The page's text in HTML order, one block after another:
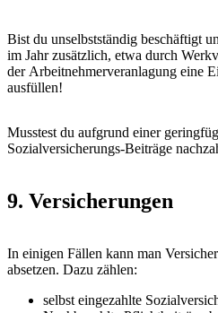
Bist du unselbstständig beschäftigt
im Jahr zusätzlich, etwa durch
der Arbeitnehmerveranlagung eine
ausfüllen!
Musstest du aufgrund einer
Sozialversicherungs-Beiträge
9. Versicherungen
In einigen Fällen kann man
absetzen. Dazu zählen:
selbst eingezahlte